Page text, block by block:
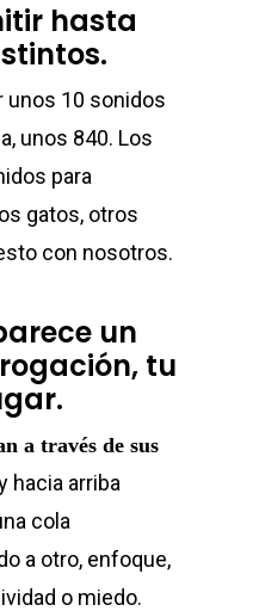
hasta
unos 10 sonidos
unos 840. Los
para
gatos, otros
con nosotros.
un
tu
a través de sus
hacia arriba
cola
a otro, enfoque,
o miedo.
Home
Sobre
Nuestras
Conferencias